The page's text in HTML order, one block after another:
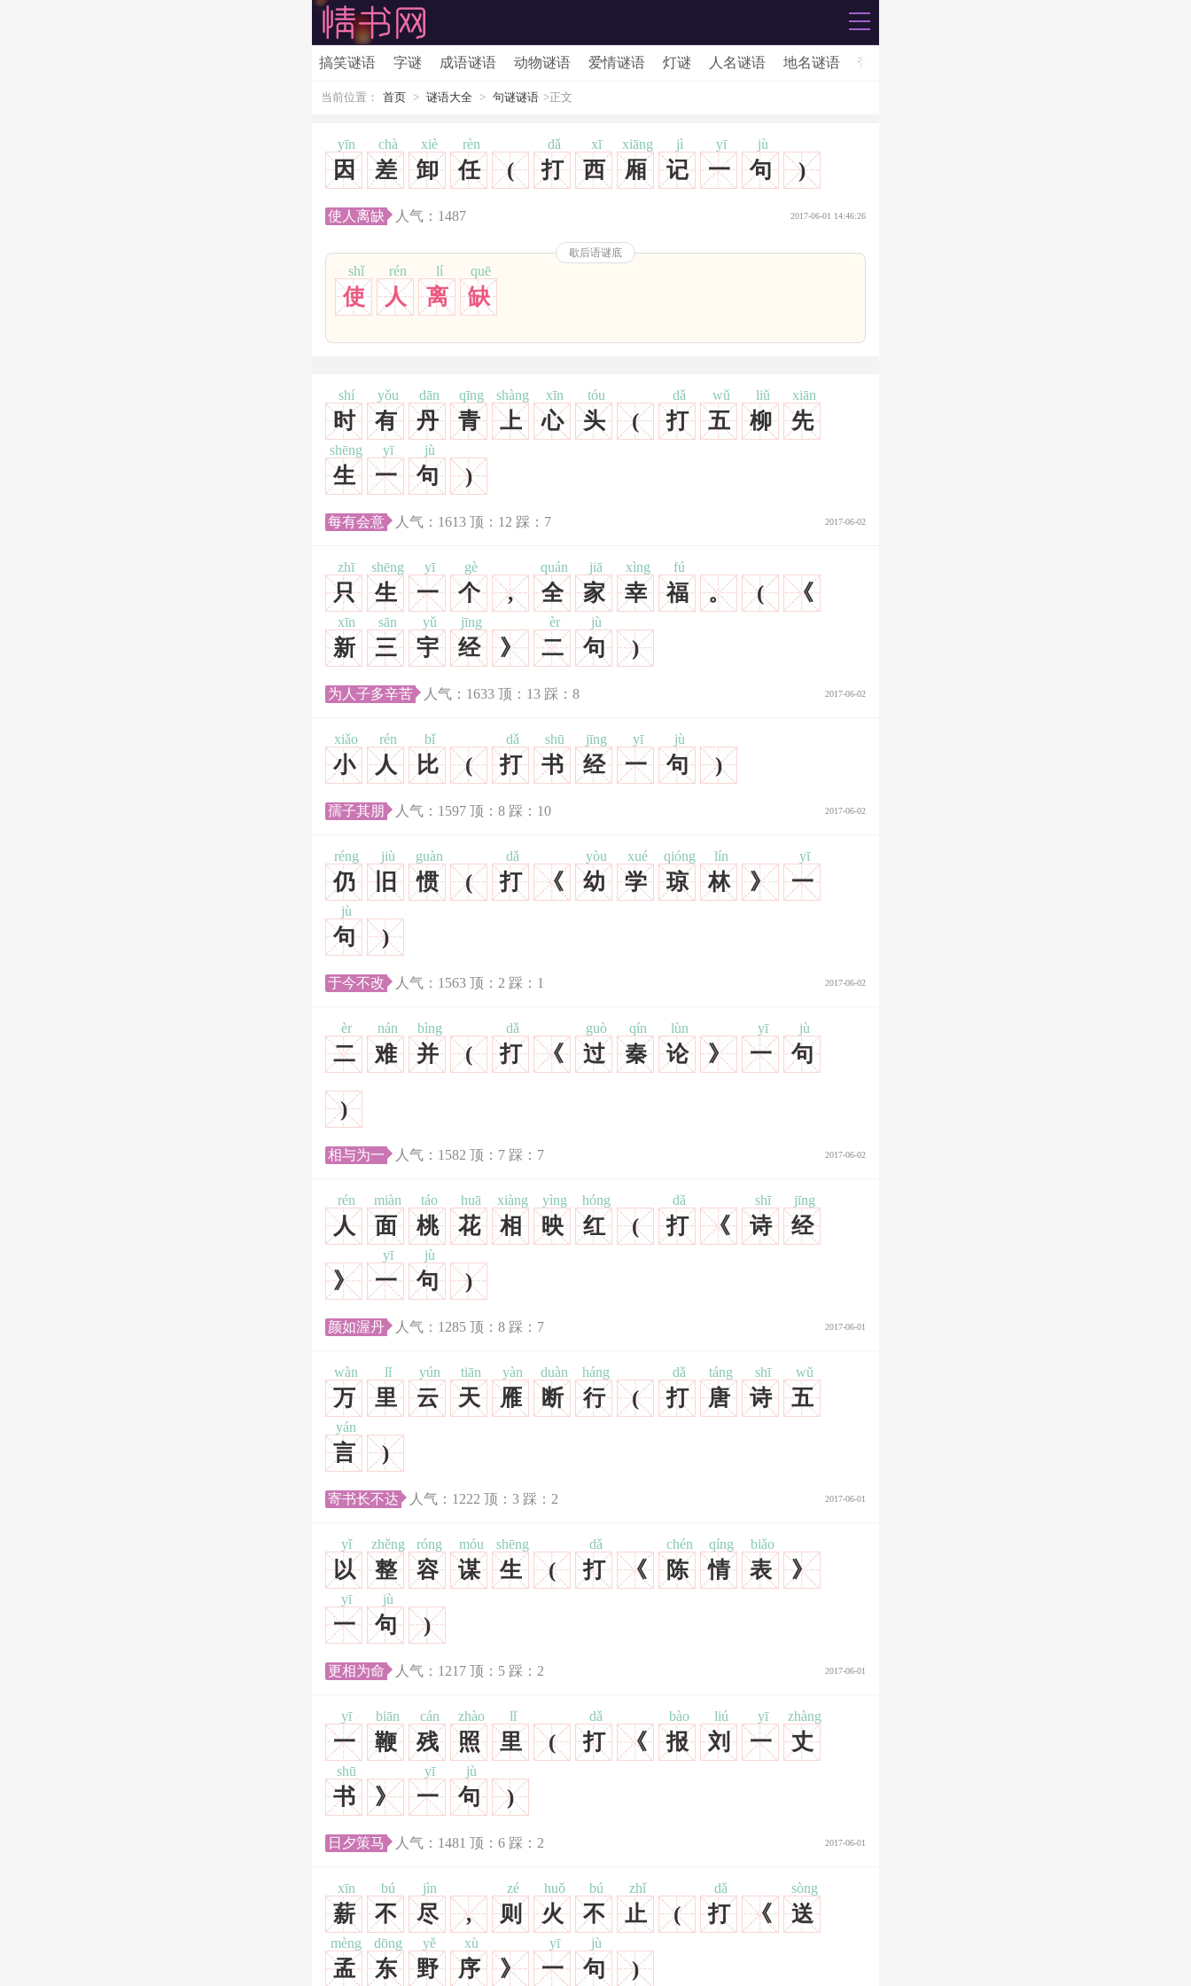
搞笑谜语 字谜 成语谜语 动物谜语 爱情谜语 灯谜 人名谜语 地名谜语 带格谜语
当前位置： 首页 > 谜语大全 > 句谜谜语 >正文
因
yīn
差
chà
卸
xiè
任
rèn
( 打
dǎ
西
xī
厢
xiāng
记
jì
一
yī
句
jù
)
2017-06-01 14:46:26
使人离缺 人气： 1487
歇后语谜底
使
shǐ
人
rén
离
lí
缺
quē
时
shí
有
yǒu
丹
dān
青
qīng
上
shàng
心
xīn
头
tóu
( 打
dǎ
五
wǔ
柳
liǔ
先
xiān
生
shēng
一
yī
句
jù
)
2017-06-02
每有会意 人气： 1613 顶： 12 踩： 7
只
zhī
生
shēng
一
yī
个
gè
, 全
quán
家
jiā
幸
xìng
福
fú
。 ( 《
新
xīn
三
sān
宇
yǔ
经
jīng
》 二
èr
句
jù
)
2017-06-02
为人子多辛苦 人气： 1633 顶： 13 踩： 8
小
xiǎo
人
rén
比
bǐ
( 打
dǎ
书
shū
经
jīng
一
yī
句
jù
)
2017-06-02
孺子其朋 人气： 1597 顶： 8 踩： 10
仍
réng
旧
jiù
惯
guàn
( 打
dǎ
《 幼
yòu
学
xué
琼
qióng
林
lín
》 一
yī
句
jù
)
2017-06-02
于今不改 人气： 1563 顶： 2 踩： 1
二
èr
难
nán
并
bìng
( 打
dǎ
《 过
guò
秦
qín
论
lùn
》 一
yī
句
jù
)
2017-06-02
相与为一 人气： 1582 顶： 7 踩： 7
人
rén
面
miàn
桃
táo
花
huā
相
xiàng
映
yìng
红
hóng
( 打
dǎ
《 诗
shī
经
jīng
》 一
yī
句
jù
)
2017-06-01
颜如渥丹 人气： 1285 顶： 8 踩： 7
万
wàn
里
lǐ
云
yún
天
tiān
雁
yàn
断
duàn
行
háng
( 打
dǎ
唐
táng
诗
shī
五
wǔ
言
yán
)
2017-06-01
寄书长不达 人气： 1222 顶： 3 踩： 2
以
yǐ
整
zhěng
容
róng
谋
móu
生
shēng
( 打
dǎ
《 陈
chén
情
qíng
表
biǎo
》
一
yī
句
jù
)
2017-06-01
更相为命 人气： 1217 顶： 5 踩： 2
一
yī
鞭
biān
残
cán
照
zhào
里
lǐ
( 打
dǎ
《 报
bào
刘
liú
一
yī
丈
zhàng
书
shū
》 一
yī
句
jù
)
2017-06-01
日夕策马 人气： 1481 顶： 6 踩： 2
薪
xīn
不
bú
尽
jìn
, 则
zé
火
huǒ
不
bú
止
zhǐ
( 打
dǎ
《 送
sòng
孟
mèng
东
dōng
野
yě
序
xù
》 一
yī
句
jù
)